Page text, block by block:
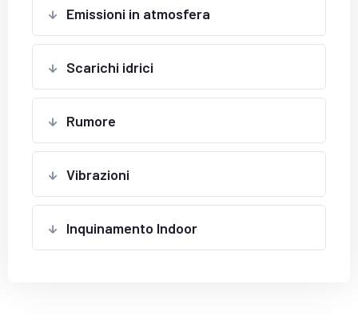
Emissioni in atmosfera
Scarichi idrici
Rumore
Vibrazioni
Inquinamento Indoor